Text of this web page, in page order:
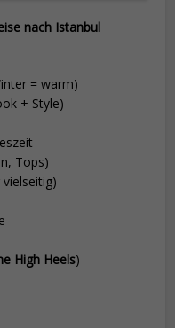
nach Istanbul
= warm)
+ Style)
Tops)
High Heels)